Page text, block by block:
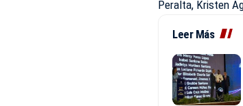
Peralta, Kristen
Leer Más